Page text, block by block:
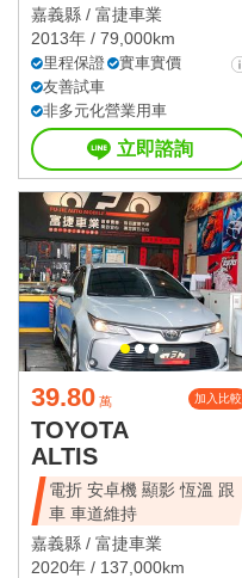
嘉義縣 / 富捷車業
2013年 / 79,000km
里程保證
實車實價
友善試車
非多元化營業用車
立即諮詢
39.80 萬 加入比較
TOYOTA
ALTIS
電折 安卓機 顯影 恆溫 跟
車 車道維持
嘉義縣 / 富捷車業
2020年 / 137,000km